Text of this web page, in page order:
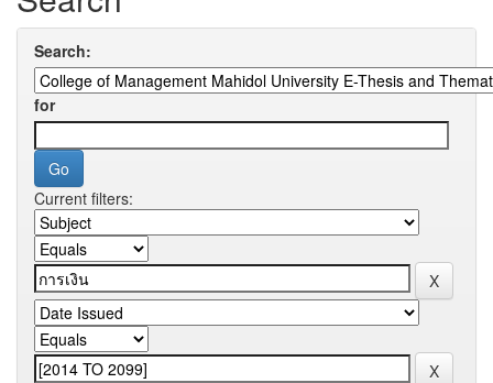
Search:
for
Current filters: